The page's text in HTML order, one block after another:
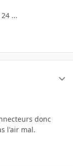
...
donc
l'air mal.